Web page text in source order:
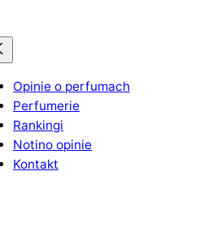
Opinie o perfumach
Perfumerie
Rankingi
Notino opinie
Kontakt